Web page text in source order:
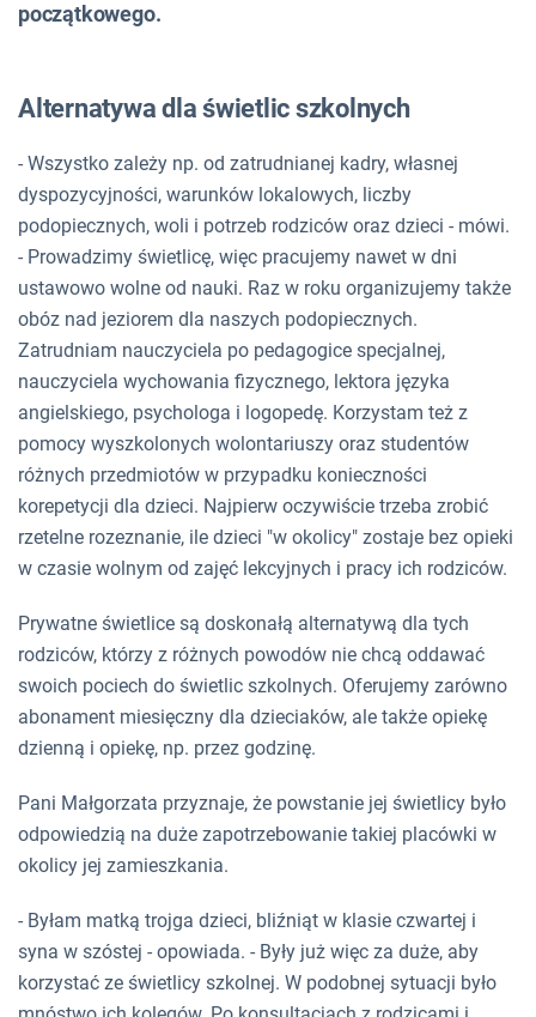
początkowego.
Alternatywa dla świetlic szkolnych
- Wszystko zależy np. od zatrudnianej kadry, własnej
dyspozycyjności, warunków lokalowych, liczby
podopiecznych, woli i potrzeb rodziców oraz dzieci - mówi.
- Prowadzimy świetlicę, więc pracujemy nawet w dni
ustawowo wolne od nauki. Raz w roku organizujemy także
obóz nad jeziorem dla naszych podopiecznych.
Zatrudniam nauczyciela po pedagogice specjalnej,
nauczyciela wychowania fizycznego, lektora języka
angielskiego, psychologa i logopedę. Korzystam też z
pomocy wyszkolonych wolontariuszy oraz studentów
różnych przedmiotów w przypadku konieczności
korepetycji dla dzieci. Najpierw oczywiście trzeba zrobić
rzetelne rozeznanie, ile dzieci "w okolicy" zostaje bez opieki
w czasie wolnym od zajęć lekcyjnych i pracy ich rodziców.
Prywatne świetlice są doskonałą alternatywą dla tych
rodziców, którzy z różnych powodów nie chcą oddawać
swoich pociech do świetlic szkolnych. Oferujemy zarówno
abonament miesięczny dla dzieciaków, ale także opiekę
dzienną i opiekę, np. przez godzinę.
Pani Małgorzata przyznaje, że powstanie jej świetlicy było
odpowiedzią na duże zapotrzebowanie takiej placówki w
okolicy jej zamieszkania.
- Byłam matką trojga dzieci, bliźniąt w klasie czwartej i
syna w szóstej - opowiada. - Były już więc za duże, aby
korzystać ze świetlicy szkolnej. W podobnej sytuacji było